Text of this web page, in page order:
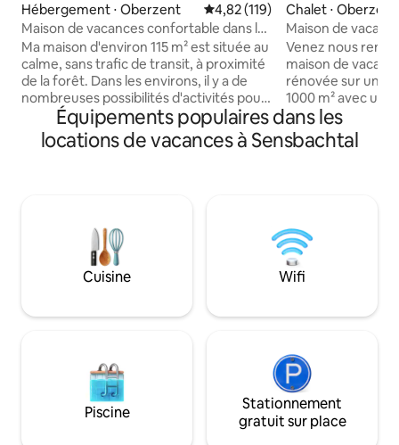
Hébergement ⋅ Oberzent Évaluation moyenne sur la
4,82 (119)
Maison de vacances confortable dans la
belle Odenwald
Ma maison d'environ 115 m² est située au
calme, sans trafic de transit, à proximité
de la forêt. Dans les environs, il y a de
nombreuses possibilités d'activités pour
les familles, comme un parc à vélos, une
piste de luge d'été, un lac de barrage...
et de jolies petites villes. Depuis le balcon
couples, groupes, animaux domestiques
- tous sont les bienvenus. Ma maison
confortable dispose de 4 chambres, d'un
garage et du chauffage au sol.
Chalet ⋅ Oberzent
Maison de
l'Odenwald
Venez nous
maison de
rénovée sur un
1000 m² avec un
adjacent, un
jardin ! La maison en bois de 50 m² est
située dans un
rénové et
l'extérieur. Prenez une pause et
rechargez votre
agréables au coin
Équipements populaires dans les
locations de vacances à Sensbachtal
Cuisine Wifi
Piscine
Stationnement
gratuit sur place